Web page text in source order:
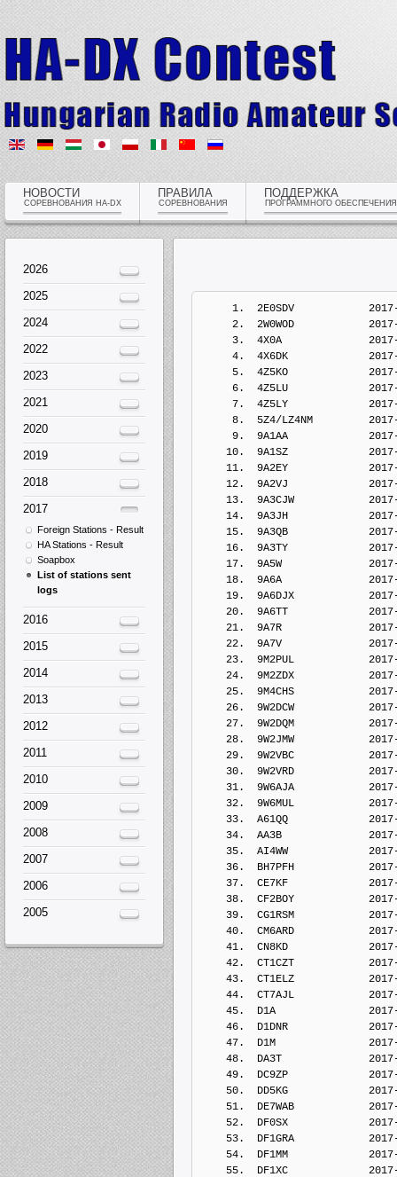
НОВОСТИ
СОРЕВНОВАНИЯ HA-DX
ПРАВИЛА
СОРЕВНОВАНИЯ
ПОДДЕРЖКА
ПРОГРАММНОГО ОБЕСПЕЧЕНИЯ
1.  2E0SDV            2017-Jan-22  13:13:54  Europe/Budapest
     2.  2W0WOD            2017-Jan-23  18:44:05  Europe/Budapest
     3.  4X0A              2017-Jan-22  16:58:29  Europe/Budapest
     4.  4X6DK             2017-Jan-23  16:51:10  Europe/Budapest
     5.  4Z5KO             2017-Jan-22  18:14:13  Europe/Budapest
     6.  4Z5LU             2017-Jan-22  16:30:46  Europe/Budapest
     7.  4Z5LY             2017-Jan-22  17:03:04  Europe/Budapest
     8.  5Z4/LZ4NM         2017-Jan-29  22:43:37  Europe/Budapest
     9.  9A1AA             2017-Jan-22  20:19:52  Europe/Budapest
    10.  9A1SZ             2017-Jan-31  13:42:56  Europe/Budapest
    11.  9A2EY             2017-Jan-23  10:17:39  Europe/Budapest
    12.  9A2VJ             2017-Jan-24  16:52:54  Europe/Budapest
    13.  9A3CJW            2017-Jan-22  17:24:05  Europe/Budapest
    14.  9A3JH             2017-Jan-22  19:25:37  Europe/Budapest
    15.  9A3QB             2017-Jan-23  06:22:18  Europe/Budapest
    16.  9A3TY             2017-Jan-22  13:17:10  Europe/Budapest
    17.  9A5W              2017-Jan-23  16:42:36  Europe/Budapest
    18.  9A6A              2017-Jan-23  20:18:17  Europe/Budapest
    19.  9A6DJX            2017-Jan-31  17:21:49  Europe/Budapest
    20.  9A6TT             2017-Jan-22  18:34:50  Europe/Budapest
    21.  9A7R              2017-Jan-31  18:40:34  Europe/Budapest
    22.  9A7V              2017-Feb-04  14:09:54  Europe/Budapest
    23.  9M2PUL            2017-Jan-22  12:56:04  Europe/Budapest
    24.  9M2ZDX            2017-Jan-22  05:49:26  Europe/Budapest
    25.  9M4CHS            2017-Jan-23  13:33:28  Europe/Budapest
    26.  9W2DCW            2017-Jan-25  02:24:41  Europe/Budapest
    27.  9W2DQM            2017-Jan-26  17:54:18  Europe/Budapest
    28.  9W2JMW            2017-Jan-21  15:07:51  Europe/Budapest
    29.  9W2VBC            2017-Jan-26  06:07:43  Europe/Budapest
    30.  9W2VRD            2017-Jan-26  20:49:55  Europe/Budapest
    31.  9W6AJA            2017-Jan-23  07:15:03  Europe/Budapest
    32.  9W6MUL            2017-Jan-27  13:54:45  Europe/Budapest
    33.  A61QQ             2017-Jan-23  04:41:52  Europe/Budapest
    34.  AA3B              2017-Jan-22  16:47:53  Europe/Budapest
    35.  AI4WW             2017-Jan-23  23:42:55  Europe/Budapest
    36.  BH7PFH            2017-Jan-22  14:47:04  Europe/Budapest
    37.  CE7KF             2017-Jan-22  13:07:50  Europe/Budapest
    38.  CF2BOY            2017-Jan-23  07:37:28  Europe/Budapest
    39.  CG1RSM            2017-Jan-22  01:15:27  Europe/Budapest
    40.  CM6ARD            2017-Jan-23  16:45:07  Europe/Budapest
    41.  CN8KD             2017-Jan-24  19:52:38  Europe/Budapest
    42.  CT1CZT            2017-Jan-22  13:20:09  Europe/Budapest
    43.  CT1ELZ            2017-Jan-22  17:19:44  Europe/Budapest
    44.  CT7AJL            2017-Jan-27  10:55:14  Europe/Budapest
    45.  D1A               2017-Jan-25  09:30:43  Europe/Budapest
    46.  D1DNR             2017-Jan-31  17:00:04  Europe/Budapest
    47.  D1M               2017-Jan-25  09:30:54  Europe/Budapest
    48.  DA3T              2017-Jan-22  13:09:29  Europe/Budapest
    49.  DC9ZP             2017-Jan-22  10:37:10  Europe/Budapest
    50.  DD5KG             2017-Jan-22  13:19:21  Europe/Budapest
    51.  DE7WAB            2017-Jan-22  13:29:21  Europe/Budapest
    52.  DF0SX             2017-Jan-23  12:24:18  Europe/Budapest
    53.  DF1GRA            2017-Jan-30  20:29:12  Europe/Budapest
    54.  DF1MM             2017-Jan-22  16:04:59  Europe/Budapest
    55.  DF1XC             2017-Jan-22  13:45:55  Europe/Budapest
    56.  DF3IR             2017-Jan-22  13:20:36  Europe/Budapest
    57.  DF3TE             2017-Jan-22  17:16:41  Europe/Budapest
    58.  DF4TS             2017-Jan-23  17:39:52  Europe/Budapest
    59.  DF5BX             2017-Jan-28  20:11:00  Europe/Budapest
    60.  DF5LW             2017-Jan-22  15:21:11  Europe/Budapest
    61.  DF6RI             2017-Jan-22  13:18:47  Europe/Budapest
    62.  DF8KY             2017-Jan-22  16:23:25  Europe/Budapest
    63.  DF8UO             2017-Jan-29  15:08:08  Europe/Budapest
    64.  DG0KS             2017-Jan-22  19:17:31  Europe/Budapest
    65.  DG5MLA            2017-Jan-22  13:50:09  Europe/Budapest
    66.  DG7NFX            2017-Jan-22  09:42:23  Europe/Budapest
    67.  DH1PAL            2017-Jan-22  17:20:14  Europe/Budapest
    68.  DH2URF            2017-Jan-23  09:19:49  Europe/Budapest
    69.  DH7KU             2017-Jan-31  21:16:50  Europe/Budapest
    70.  DH8MS             2017-Jan-26  14:36:58  Europe/Budapest
    71.  DJ1YF
2026
2025
2024
2022
2023
2021
2020
2019
2018
2017
Foreign Stations - Result
HA Stations - Result
Soapbox
List of stations sent
logs
2016
2015
2014
2013
2012
2011
2010
2009
2008
2007
2006
2005